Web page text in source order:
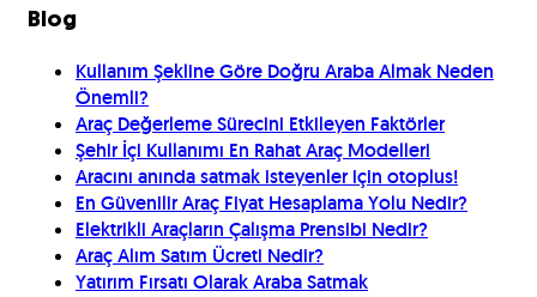
Blog
Kullanım Şekline Göre Doğru Araba Almak Neden
Önemli?
Araç Değerleme Sürecini Etkileyen Faktörler
Şehir İçi Kullanımı En Rahat Araç Modelleri
Aracını anında satmak isteyenler için otoplus!
En Güvenilir Araç Fiyat Hesaplama Yolu Nedir?
Elektrikli Araçların Çalışma Prensibi Nedir?
Araç Alım Satım Ücreti Nedir?
Yatırım Fırsatı Olarak Araba Satmak